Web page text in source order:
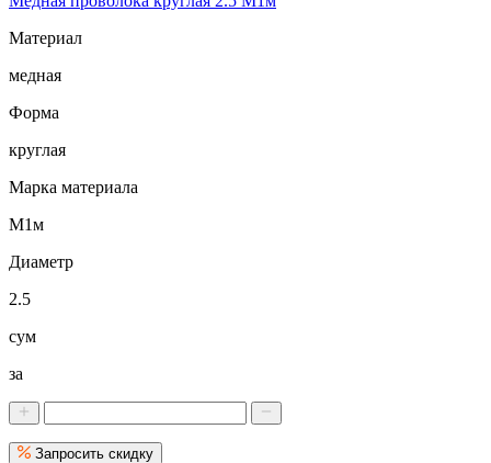
Материал
медная
Форма
круглая
Марка материала
М1м
Диаметр
2.5
сум
за
Запросить скидку